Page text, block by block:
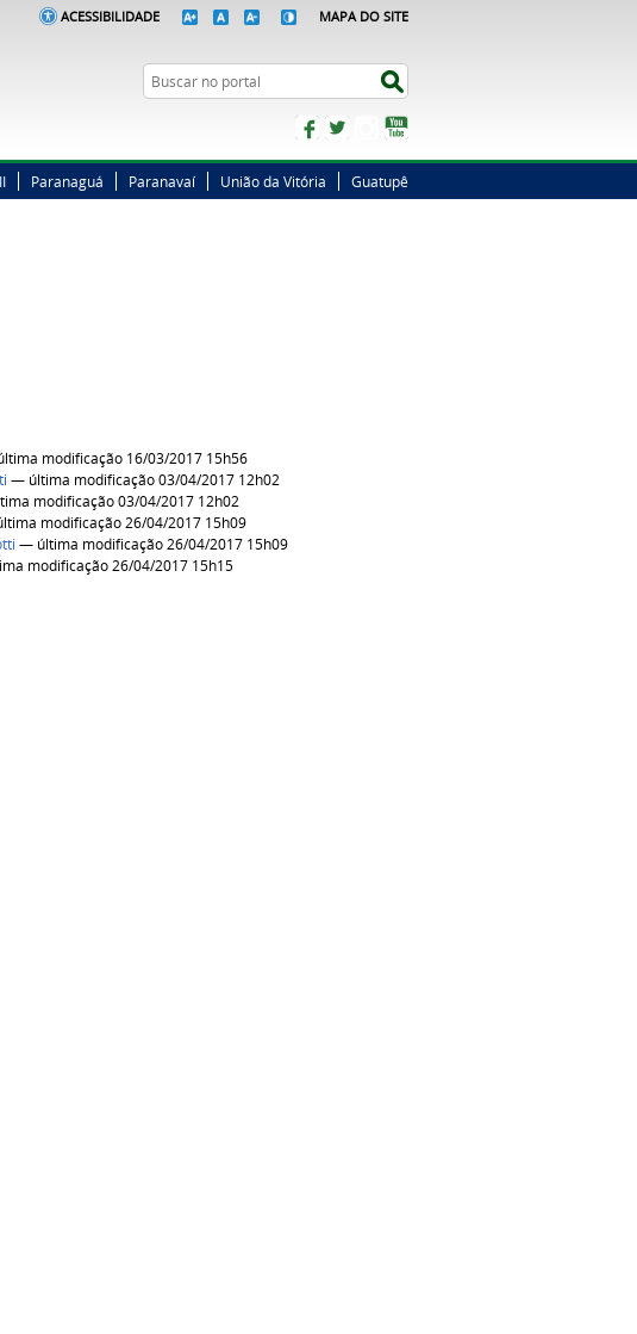
ACESSIBILIDADE MAPA DO SITE
Busca
FacebookTwitterInstagram
Paranaguá Paranavaí União da Vitória Guatupê
modificação 16/03/2017 15h56
— última modificação 03/04/2017 12h02
modificação 03/04/2017 12h02
modificação 26/04/2017 15h09
— última modificação 26/04/2017 15h09
modificação 26/04/2017 15h15